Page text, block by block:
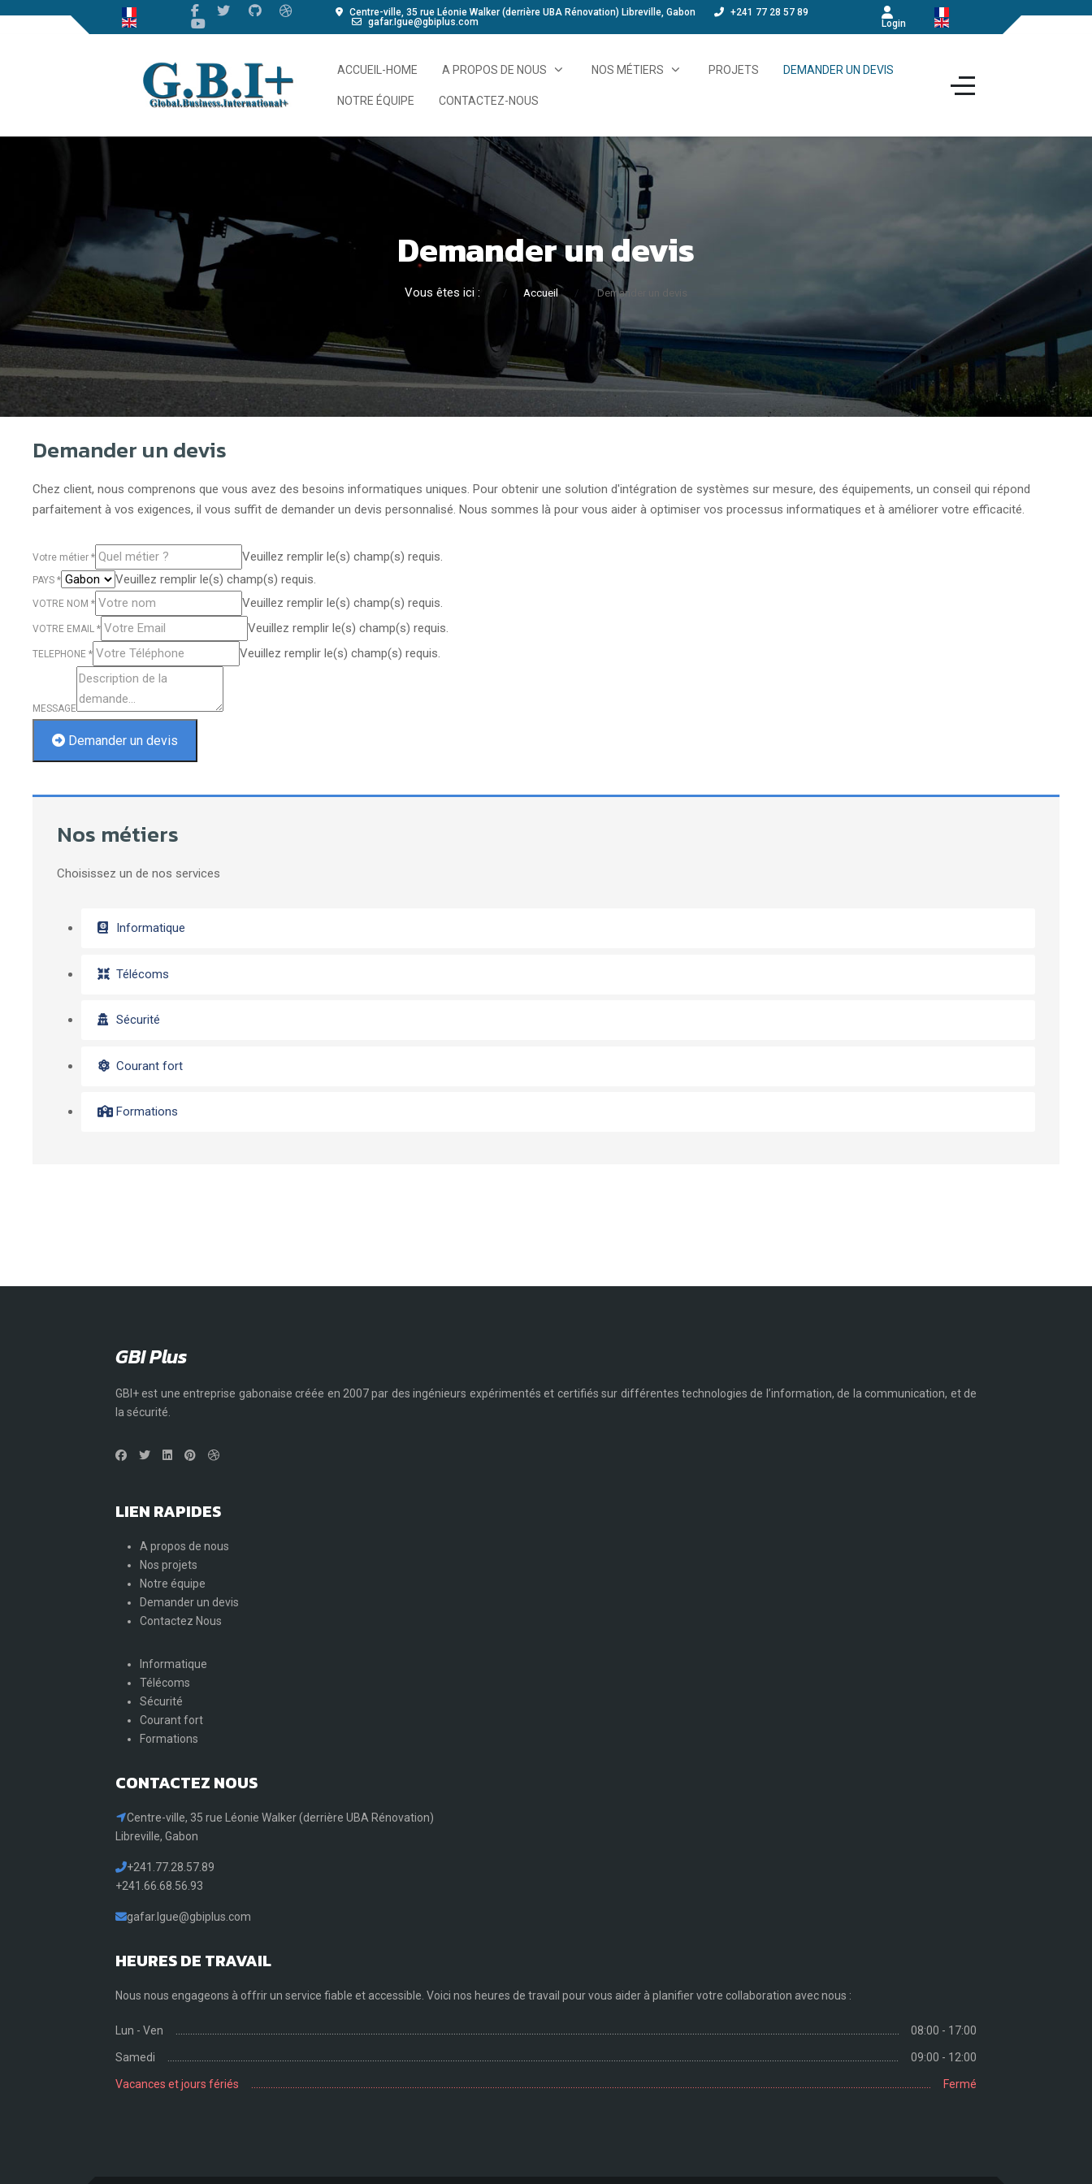
Centre-ville, 35 rue Léonie Walker (derrière UBA Rénovation) Libreville, Gabon
+241 77 28 57 89
gafar.Igue@gbiplus.com
Login
ACCUEIL-HOME A PROPOS DE NOUS NOS MÉTIERS PROJETS DEMANDER UN DEVIS
NOTRE ÉQUIPE CONTACTEZ-NOUS
Demander un devis
Vous êtes ici : Accueil Demander un devis
Demander un devis
Chez client, nous comprenons que vous avez des besoins informatiques uniques. Pour obtenir une solution d'intégration de systèmes sur mesure, des équipements, un conseil qui répond
parfaitement à vos exigences, il vous suffit de demander un devis personnalisé. Nous sommes là pour vous aider à optimiser vos processus informatiques et à améliorer votre efficacité.
Votre métier * Veuillez remplir le(s) champ(s) requis.
PAYS * Veuillez remplir le(s) champ(s) requis.
VOTRE NOM * Veuillez remplir le(s) champ(s) requis.
VOTRE EMAIL * Veuillez remplir le(s) champ(s) requis.
TELEPHONE * Veuillez remplir le(s) champ(s) requis.
MESSAGE
Demander un devis
Nos métiers
Choisissez un de nos services
Informatique
Télécoms
Sécurité
Courant fort
Formations
GBI Plus
GBI+ est une entreprise gabonaise créée en 2007 par des ingénieurs expérimentés et certifiés sur différentes technologies de l’information, de la communication, et de
la sécurité.
LIEN RAPIDES
A propos de nous
Nos projets
Notre équipe
Demander un devis
Contactez Nous
Informatique
Télécoms
Sécurité
Courant fort
Formations
CONTACTEZ NOUS
Centre-ville, 35 rue Léonie Walker (derrière UBA Rénovation)
Libreville, Gabon
+241.77.28.57.89
+241.66.68.56.93
gafar.Igue@gbiplus.com
HEURES DE TRAVAIL
Nous nous engageons à offrir un service fiable et accessible. Voici nos heures de travail pour vous aider à planifier votre collaboration avec nous :
Lun - Ven 08:00 - 17:00
Samedi 09:00 - 12:00
Vacances et jours fériés Fermé